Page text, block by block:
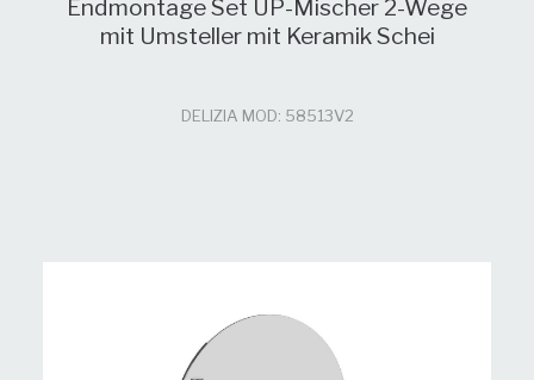
Endmontage Set UP-Mischer 2-Wege
mit Umsteller mit Keramik Schei
DELIZIA MOD: 58513V2